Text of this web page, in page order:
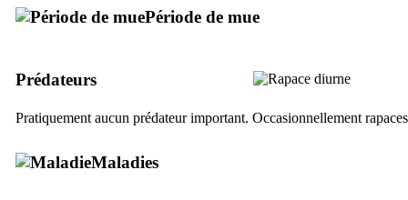
Période de mue
Prédateurs
Pratiquement aucun prédateur important. Occasionnellement
Maladies